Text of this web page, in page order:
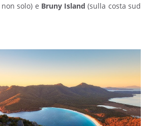
solo) e Bruny Island(sulla costa sud